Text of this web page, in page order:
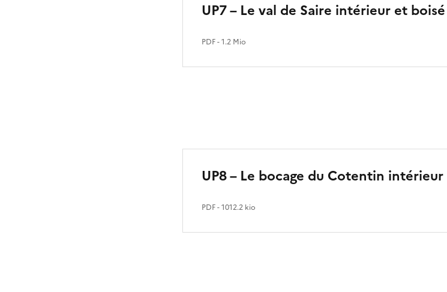
UP7 – Le val de Saire intérieur et boisé
PDF- 1.2 Mio
UP8 – Le bocage du Cotentin intérieur
PDF- 1012.2 kio